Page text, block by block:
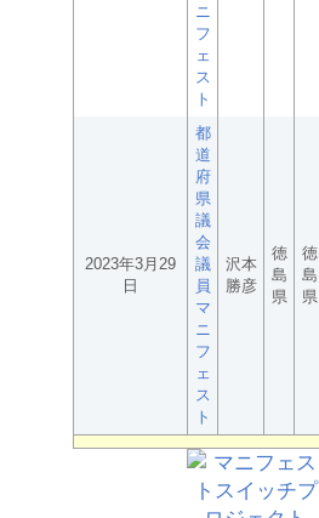
ニ
フ
ェ
ス
ト
2023年3月29
日
都
道
府
県
議
会
議
員
マ
ニ
フ
ェ
ス
ト
沢本
勝彦
徳
島
県
徳
島
県